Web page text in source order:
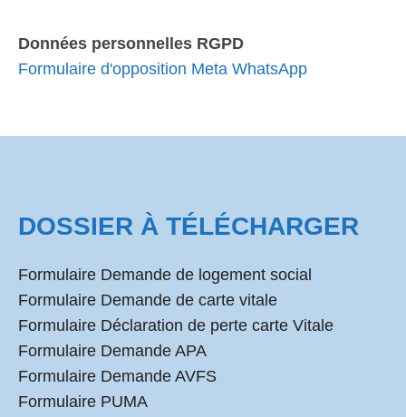
Données personnelles RGPD
Formulaire d'opposition Meta WhatsApp
DOSSIER À TÉLÉCHARGER
Formulaire Demande de logement social
Formulaire Demande de carte vitale
Formulaire Déclaration de perte carte Vitale
Formulaire Demande APA
Formulaire Demande AVFS
Formulaire PUMA